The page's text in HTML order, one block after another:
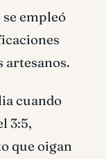
empleó
artesanos.
cuando
3:5,
que oigan